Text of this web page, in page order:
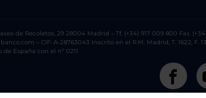
de Recoletos, 29 28004 Madrid – Tf. (+34) 917 009 800 Fax.
– CIF: A-28763043 Inscrito en el R.M. Madrid, T. 1622, F.
España con el nº 0211